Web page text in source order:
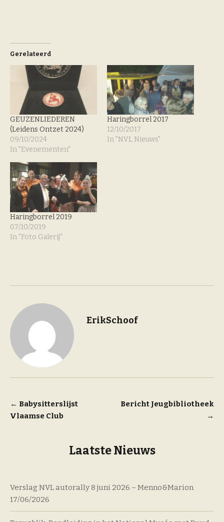
Gerelateerd
GEUZENLIEDEREN
(Leidens Ontzet 2024)
09/10/2024
In "Evenementen"
Haringborrel 2017
12/10/2017
In "NVL Nieuws"
Haringborrel 2019
07/10/2019
In "Foto Galerij"
ErikSchoof
Bericht
navigatie
← Babysitterslijst
Vlaamse Club
Bericht Jeugbibliotheek
→
Laatste Nieuws
Verslag NVL autorally 8 juni 2026 – Menno&Marion
17/06/2026